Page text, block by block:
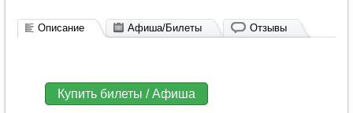
Описание Афиша/Билеты Отзывы
Купить билеты / Афиша